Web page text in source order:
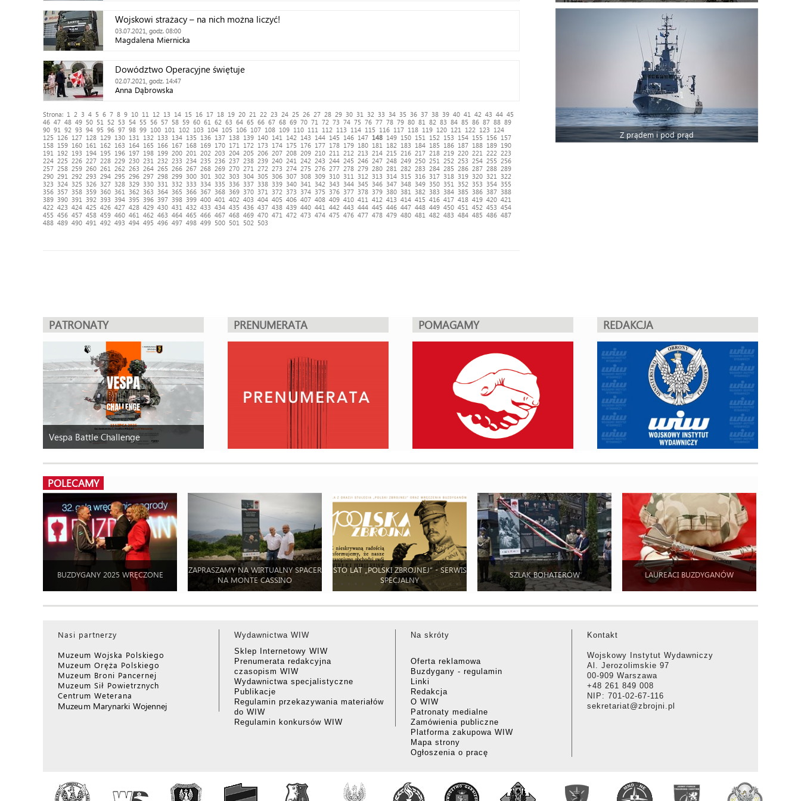
Wojskowi strażacy – na nich można liczyć!
03.07.2021, godz. 08:00
Magdalena Miernicka
Dowództwo Operacyjne świętuje
02.07.2021, godz. 14:47
Anna Dąbrowska
Strona: 1 2 3 4 5 6 7 8 9 10 11 12 13 14 15 16 17 18 19 20 21 22 23 24 25 26 27 28 29 30 31 32 33 34 35 36 37 38 39 40 41 42 43 44 45
46 47 48 49 50 51 52 53 54 55 56 57 58 59 60 61 62 63 64 65 66 67 68 69 70 71 72 73 74 75 76 77 78 79 80 81 82 83 84 85 86 87 88 89
90 91 92 93 94 95 96 97 98 99 100 101 102 103 104 105 106 107 108 109 110 111 112 113 114 115 116 117 118 119 120 121 122 123
124
125
126 127 128 129 130 131 132 133 134 135 136 137 138 139 140 141 142 143 144 145 146 147 148 149 150 151 152 153 154 155 156 157
158 159 160 161 162 163 164 165 166 167 168 169 170 171 172 173 174 175 176 177 178 179 180 181 182 183 184 185 186 187 188 189 190
191
192 193 194 195 196 197 198 199 200 201 202 203 204 205 206 207 208 209 210 211 212 213 214 215 216 217 218 219 220 221 222
223
224 225 226 227 228 229 230 231 232 233 234 235 236 237 238 239 240 241 242 243 244 245 246 247 248 249 250 251 252 253 254 255
256
257 258 259 260 261 262 263 264 265 266 267 268 269 270 271 272 273 274 275 276 277 278 279 280 281 282 283 284 285 286 287 288 289
290 291 292 293 294 295 296 297 298 299 300 301 302 303 304 305 306 307 308 309 310 311 312 313 314 315 316 317 318 319 320 321
322
323
324 325 326 327 328 329 330 331 332 333 334 335 336 337 338 339 340 341 342 343 344 345 346 347 348 349 350 351 352 353 354 355
356 357 358 359 360 361 362 363 364 365 366 367 368 369 370 371 372 373 374 375 376 377 378 379 380 381 382 383 384 385 386 387 388
389 390 391 392 393 394 395 396 397 398 399 400 401 402 403 404 405 406 407 408 409 410 411 412 413 414 415 416 417 418 419 420 421
422 423 424 425 426 427 428 429 430 431 432 433 434 435 436 437 438 439 440 441 442 443 444 445 446 447 448 449 450 451 452 453 454
455 456 457 458 459 460 461 462 463 464 465 466 467 468 469 470 471 472 473 474 475 476 477 478 479 480 481 482 483 484 485 486 487
488 489 490 491 492 493 494 495 496 497 498 499 500 501 502 503
Z prądem i pod prąd
PATRONATY
Vespa Battle Challenge
PRENUMERATA POMAGAMY REDAKCJA
POLECAMY
BUZDYGANY 2025 WRĘCZONE
ZAPRASZAMY NA WIRTUALNY SPACER
NA MONTE CASSINO
STO LAT „POLSKI ZBROJNEJ” - SERWIS
SPECJALNY
SZLAK BOHATERÓW LAUREACI BUZDYGANÓW
Nasi partnerzy
Muzeum Wojska Polskiego
Muzeum Oręża Polskiego
Muzeum Broni Pancernej
Muzeum Sił Powietrznych
Centrum Weterana
Muzeum Marynarki Wojennej
Wydawnictwa WIW
Sklep Internetowy WIW
Prenumerata redakcyjna
czasopism WIW
Wydawnictwa specjalistyczne
Publikacje
Regulamin przekazywania materiałów
do WIW
Regulamin konkursów WIW
Na skróty
Oferta reklamowa
Buzdygany - regulamin
Linki
Redakcja
O WIW
Patronaty medialne
Zamówienia publiczne
Platforma zakupowa WIW
Mapa strony
Ogłoszenia o pracę
Kontakt
Wojskowy Instytut Wydawniczy
Al. Jerozolimskie 97
00-909 Warszawa
+48 261 849 008
NIP: 701-02-67-116
sekretariat@zbrojni.pl